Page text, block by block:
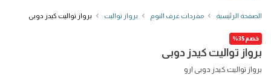
الصفحة الرئيسية مفردات غرف النوم برواز تواليت برواز تواليت كيدز دوبى
برواز تواليت كيدز دوبى
خصم35%
برواز تواليت كيدز دوبى ارو